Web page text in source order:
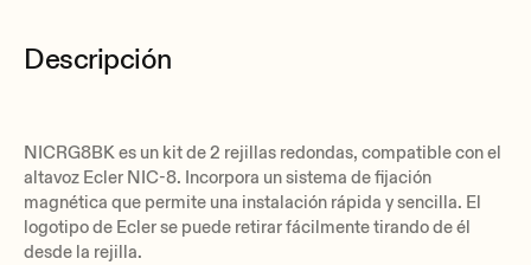
Descripción
NICRG8BK es un kit de 2 rejillas redondas, compatible con el
altavoz Ecler NIC-8. Incorpora un sistema de fijación
magnética que permite una instalación rápida y sencilla. El
logotipo de Ecler se puede retirar fácilmente tirando de él
desde la rejilla.